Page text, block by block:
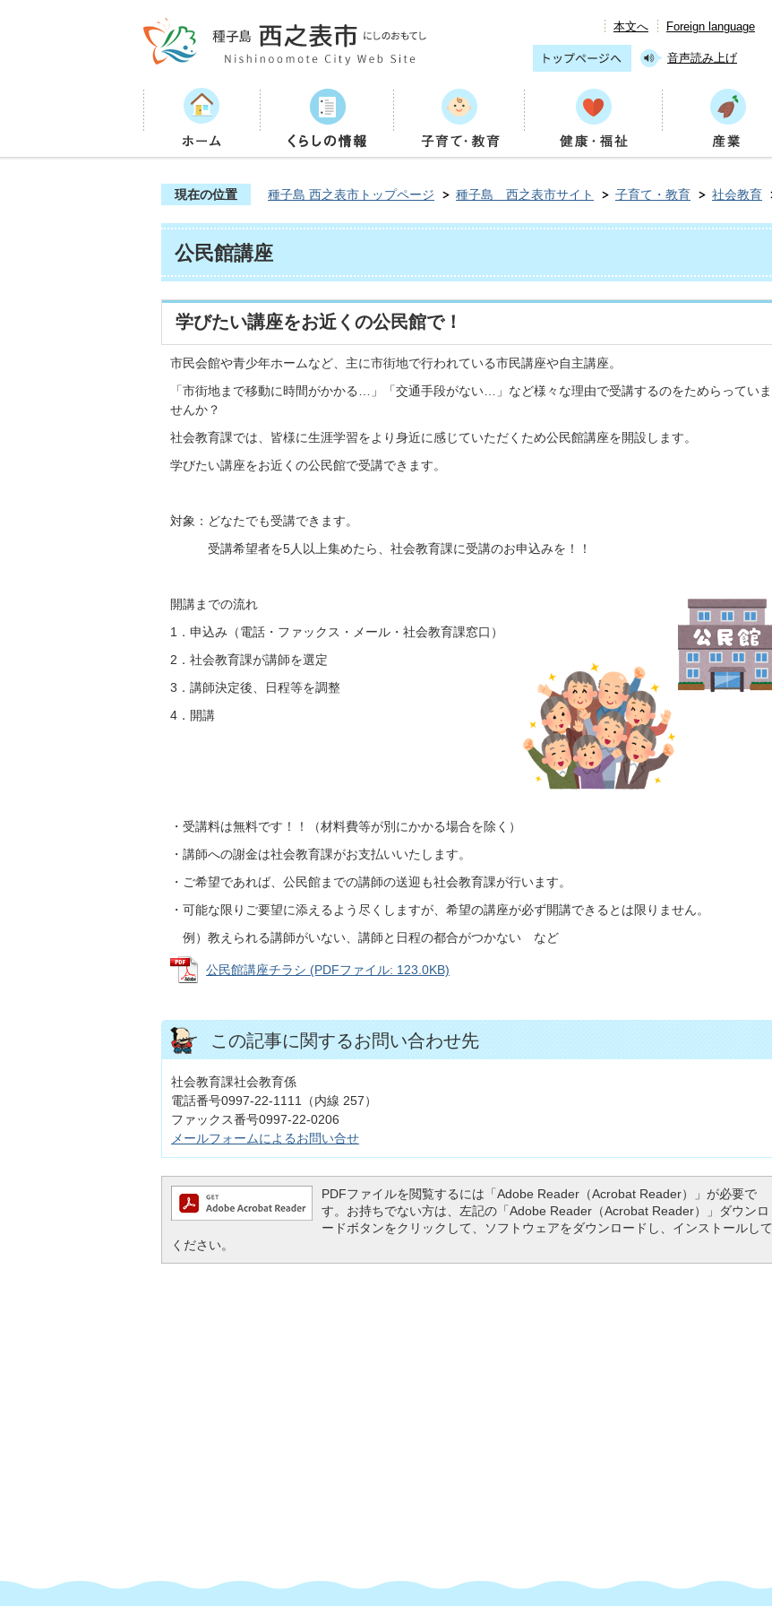
本文へ Foreign language
音声読み上げ
現在の位置 種子島 西之表市トップページ 種子島 西之表市サイト 子育て・教育 社会教育
公民館講座
学びたい講座をお近くの公民館で！
市民会館や青少年ホームなど、主に市街地で行われている市民講座や自主講座。
「市街地まで移動に時間がかかる…」「交通手段がない…」など様々な理由で受講するのをためらっていま
せんか？
社会教育課では、皆様に生涯学習をより身近に感じていただくため公民館講座を開設します。
学びたい講座をお近くの公民館で受講できます。
対象：どなたでも受講できます。
受講希望者を5人以上集めたら、社会教育課に受講のお申込みを！！
開講までの流れ
1．申込み（電話・ファックス・メール・社会教育課窓口）
2．社会教育課が講師を選定
3．講師決定後、日程等を調整
4．開講
・受講料は無料です！！（材料費等が別にかかる場合を除く）
・講師への謝金は社会教育課がお支払いいたします。
・ご希望であれば、公民館までの講師の送迎も社会教育課が行います。
・可能な限りご要望に添えるよう尽くしますが、希望の講座が必ず開講できるとは限りません。
例）教えられる講師がいない、講師と日程の都合がつかない など
公民館講座チラシ (PDFファイル: 123.0KB)
この記事に関するお問い合わせ先
社会教育課社会教育係
電話番号0997-22-1111（内線 257）
ファックス番号0997-22-0206
メールフォームによるお問い合せ
PDFファイルを閲覧するには「Adobe Reader（Acrobat Reader）」が必要で
す。お持ちでない方は、左記の「Adobe Reader（Acrobat Reader）」ダウンロ
ードボタンをクリックして、ソフトウェアをダウンロードし、インストールして
ください。